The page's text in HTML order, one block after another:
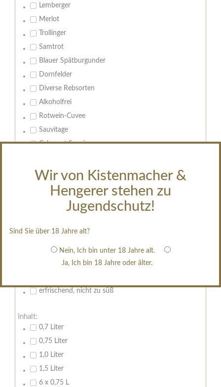
Wir von Kistenmacher &
Hengerer stehen zu
Jugendschutz!
Sind Sie über 18 Jahre alt?
Nein, Ich bin unter 18 Jahre alt.
Ja, Ich bin 18 Jahre oder älter.
Lemberger
Merlot
Trollinger
Samtrot
Blauer Spätburgunder
Dornfelder
Diverse Rebsorten
Alkoholfrei
Rotwein-Cuvee
Sauvitage
Cabernet Sauvignon
Geschmack:
trocken
feinherb
halbtrocken
edelsüß
Brut
weißgekeltert
erfrischend, nicht zu süß
Inhalt:
0,7 Liter
0,75 Liter
1,0 Liter
1,5 Liter
6 x 0,75 L